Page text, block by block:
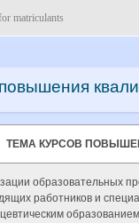
matriculants
ТЕМА КУРСОВ
образовательных
работников и